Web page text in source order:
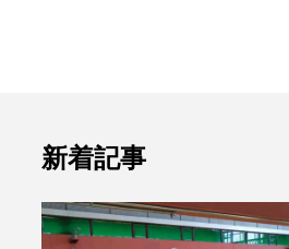
ト
新着記事